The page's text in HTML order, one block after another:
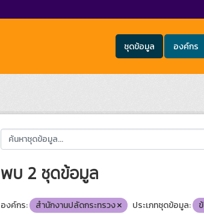
ชุดข้อมูล องค์กร
พบ 2 ชุดข้อมูล
องค์กร: สำนักงานปลัดกระทรวง ประเภทชุดข้อมูล: